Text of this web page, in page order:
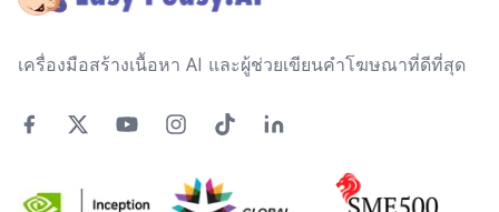
เครื่องมือสร้างเนื้อหา AI และผู้ช่วยเขียนคำโฆษณาที่ดีที่สุด